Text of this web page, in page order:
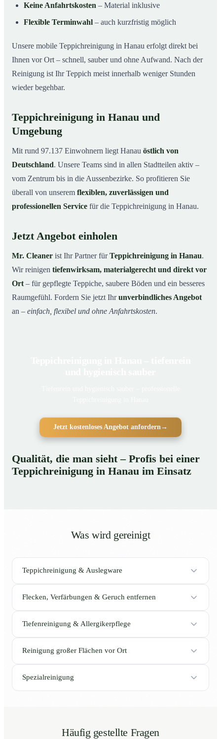
Keine Anfahrtskosten – Material inklusive
Flexible Terminwahl – auch kurzfristig möglich
Unsere mobile Teppichreinigung in Hanau erfolgt direkt bei
Ihnen vor Ort – schnell, sauber und ohne Aufwand. Nach der
Reinigung ist Ihr Teppich meist innerhalb weniger Stunden
wieder begehbar.
Teppichreinigung in Hanau und
Umgebung
Mit rund 97.137 Einwohnern liegt Hanau östlich von
Deutschland. Unsere Teams sind in allen Stadtteilen aktiv –
vom Zentrum bis in die Aussenbezirke. So profitieren Sie
überall von unserem flexiblen, zuverlässigen und
professionellen Service für die Teppichreinigung in Hanau.
Jetzt Angebot einholen
Mr. Cleaner ist Ihr Partner fürTeppichreinigung in Hanau.
Wir reinigen tiefenwirksam, materialgerecht und direkt vor
Ort – für gepflegte Teppiche, saubere Böden und ein besseres
Raumgefühl. Fordern Sie jetzt Ihrunverbindliches Angebot
an – einfach, flexibel und ohne Anfahrtskosten.
Jetzt kostenloses Angebot anfordern →
Qualität, die man sieht – Profis bei einer
Teppichreinigung in Hanau im Einsatz
Was wird gereinigt
Teppichreinigung & Auslegware
Flecken, Verfärbungen & Geruch entfernen
Tiefenreinigung & Allergikerpflege
Reinigung großer Flächen vor Ort
Spezialreinigung
Häufig gestellte Fragen